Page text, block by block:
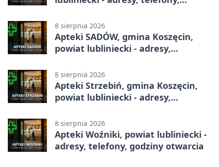
8 sierpnia 2026
Apteki SADÓW, gmina Koszęcin,
powiat lubliniecki - adresy,
8 sierpnia 2026
Apteki Strzebiń, gmina Koszęcin,
powiat lubliniecki - adresy,
8 sierpnia 2026
Apteki Woźniki, powiat lubliniecki -
adresy, telefony, godziny otwarcia